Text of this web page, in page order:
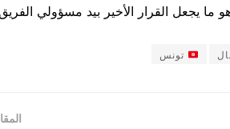
تونس